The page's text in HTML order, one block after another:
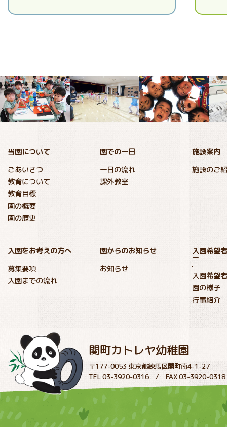
当園について
ごあいさつ
教育について
教育目標
園の概要
園の歴史
園での一日
一日の流れ
課外教室
施設案内
施設のご
入園をお考えの方へ
募集要項
入園までの流れ
園からのお知らせ
お知らせ
入園希望
ー
入園希望
園の様子
行事紹介
関町カトレヤ幼稚園
〒177-0053 東京都練馬区関町南4-1-27
TEL 03-3920-0316 / FAX 03-3920-0318